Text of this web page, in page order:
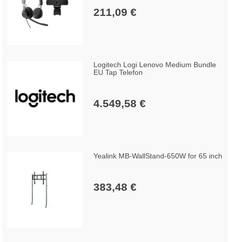
211,09 €
Logitech Logi Lenovo Medium Bundle
EU Tap Telefon
4.549,58 €
Yealink MB-WallStand-650W for 65 inch
383,48 €